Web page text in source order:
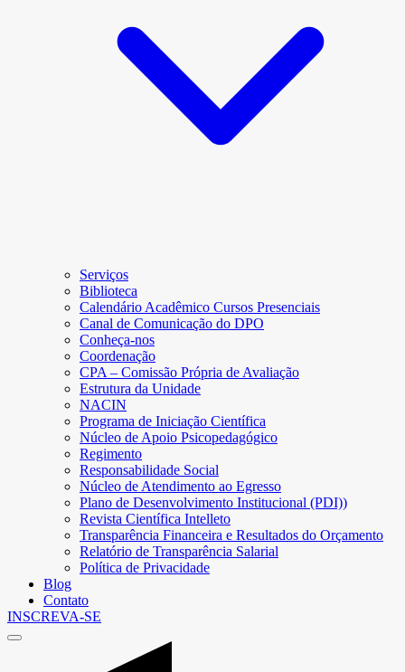
Serviços
Biblioteca
Calendário Acadêmico Cursos Presenciais
Canal de Comunicação do DPO
Conheça-nos
Coordenação
CPA – Comissão Própria de Avaliação
Estrutura da Unidade
NACIN
Programa de Iniciação Científica
Núcleo de Apoio Psicopedagógico
Regimento
Responsabilidade Social
Núcleo de Atendimento ao Egresso
Plano de Desenvolvimento Institucional (PDI))
Revista Científica Intelleto
Transparência Financeira e Resultados do Orçamento
Relatório de Transparência Salarial
Política de Privacidade
Blog
Contato
INSCREVA-SE